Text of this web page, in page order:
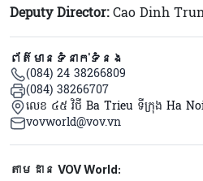
Deputy Director:Cao Dinh
ព័ត៌មានទំនាក់ទំនង
(084) 24 38266809
(084) 38266707
លេខ ៤៥ វិថី Ba Trieu ទីក្រុង Ha
vovworld@vov.vn
Mạng xã hội
តាមដាន VOV World: